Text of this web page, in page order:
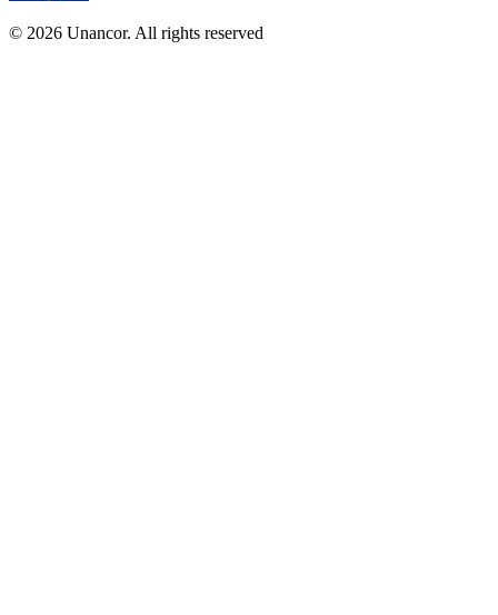
© 2026 Unancor. All rights reserved